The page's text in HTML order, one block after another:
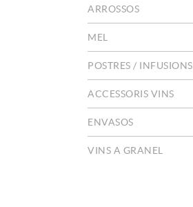
ARROSSOS
MEL
POSTRES / INFUSIONS
ACCESSORIS VINS
ENVASOS
VINS A GRANEL